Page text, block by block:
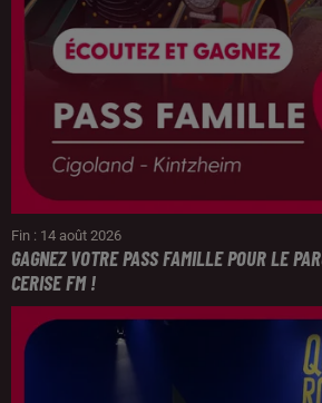
Fin : 14 août 2026
GAGNEZ VOTRE PASS FAMILLE POUR LE
CERISE FM !